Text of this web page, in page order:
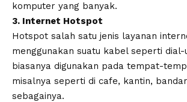
komputer yang banyak.
3. Internet Hotspot
Hotspot salah satu jenis layanan
menggunakan suatu kabel seperti
biasanya digunakan pada tempat-
misalnya seperti di cafe, kantin,
sebagainya.